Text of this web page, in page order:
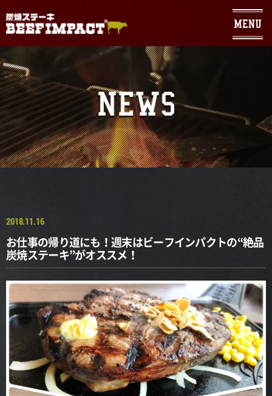
Warning: Use of undefined constant - assumed ' ' (this will throw an
Error in a future version of PHP) in
/home/geniuses/beefimpact.com/public_html/wp/wp-
content/themes/sumibi/header.phpon line104
2018.11.16
お仕事の帰り道にも！週末はビーフインパクトの“絶品
炭焼ステーキ”がオススメ！